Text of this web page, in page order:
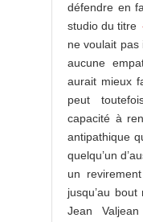
défendre en
studio du titre
ne voulait
aucune
aurait mieux
peut
capacité à
antipathique
quelqu’un
un
jusqu’au
Jean